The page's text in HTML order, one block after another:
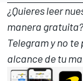
¿Quieres leer
manera
Telegramy no te
alcance de tu